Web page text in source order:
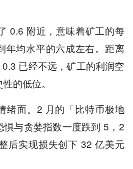
0.6 附近，意味着矿工的每
年均水平的六成左右。距离
已经不远，矿工的利润空
的低位。
绪面。2 月的「比特币极地
惧与贪婪指数一度跌到 5，2
后实现损失创下 32 亿美元